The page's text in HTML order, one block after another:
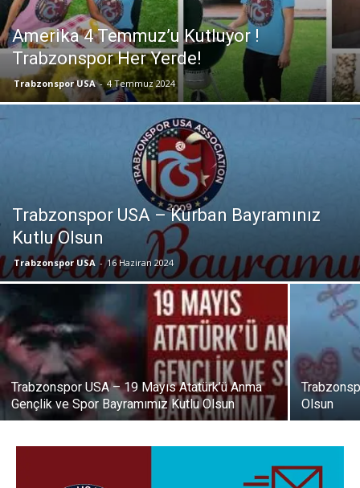
Amerika 4 Temmuz’u Kutluyor !
Trabzonspor Her Yerde!
Trabzonspor USA - 4 Temmuz 2024
Trabzonspor USA – Kurban Bayramınız
Kutlu Olsun
Trabzonspor USA - 16 Haziran 2024
Trabzonspor USA – 19 Mayıs Atatürk’ü Anma
Gençlik ve Spor Bayramımız Kutlu Olsun
Olsun